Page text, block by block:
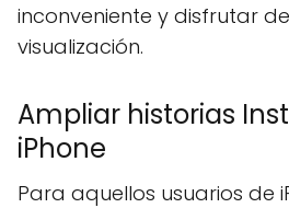
inconveniente y disfrutar
visualización.
Ampliar historias
iPhone
Para aquellos usuarios de